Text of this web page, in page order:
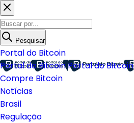
Pesquisar
Portal do Bitcoin
Portal do BitcoinPortal do Bitcoin
Compre Bitcoin
Notícias
Brasil
Regulação